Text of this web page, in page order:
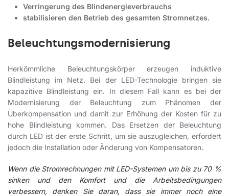
Verringerung des Blindenergieverbrauchs
stabilisieren den Betrieb des gesamten Stromnetzes.
Beleuchtungsmodernisierung
Herkömmliche Beleuchtungskörper erzeugen induktive
Blindleistung im Netz. Bei der LED-Technologie bringen sie
kapazitive Blindleistung ein. In diesem Fall kann es bei der
Modernisierung der Beleuchtung zum Phänomen der
Überkompensation und damit zur Erhöhung der Kosten für zu
hohe Blindleistung kommen. Das Ersetzen der Beleuchtung
durch LED ist der erste Schritt, um sie auszugleichen, erfordert
jedoch die Installation oder Änderung von Kompensatoren.
Wenn die Stromrechnungen mit LED-Systemen um bis zu 70 %
sinken und den Komfort und die Arbeitsbedingungen
verbessern, denken Sie daran, dass sie immer noch eine